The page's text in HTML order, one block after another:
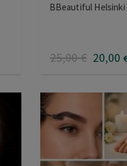
BBeautiful Helsinki
25,00€ 20,00